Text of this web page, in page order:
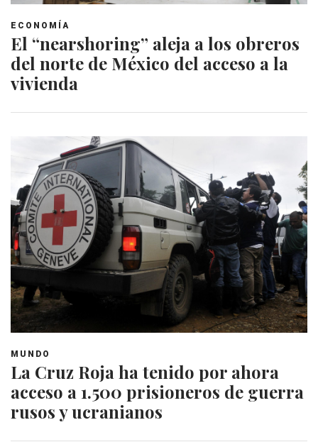
ECONOMÍA
El “nearshoring” aleja a los obreros
del norte de México del acceso a la
vivienda
MUNDO
La Cruz Roja ha tenido por ahora
acceso a 1.500 prisioneros de guerra
rusos y ucranianos